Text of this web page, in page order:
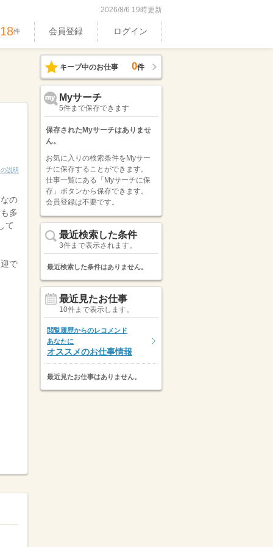
2026/8/6 19時更新
件 会員登録 ログイン
説明
の
多
て
で
キープ中のお仕事 0件
Myサーチ
5件まで保存できます
保存されたMyサーチはありませ
ん。
お気に入りの検索条件をMyサー
チに保存することができます。
仕事一覧にある「Myサーチに保
存」ボタンから保存できます。
会員登録は不要です。
最近検索した条件
3件まで表示されます。
最近検索した条件はありません。
最近見たお仕事
10件まで表示します。
閲覧履歴からのレコメンド
あなたに
オススメのお仕事情報
最近見たお仕事はありません。